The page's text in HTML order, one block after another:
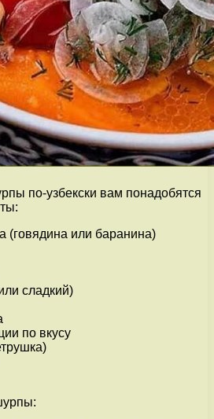
по-узбекски вам понадобятся
(говядина или баранина)
сладкий)
по вкусу